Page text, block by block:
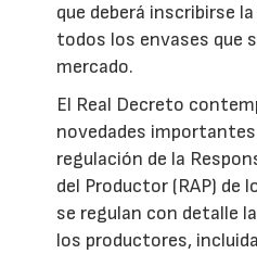
que deberá inscribirse
todos los envases que
mercado.
El Real Decreto
novedades
regulación de la
del Productor (RAP) de
se regulan con detalle
los productores,